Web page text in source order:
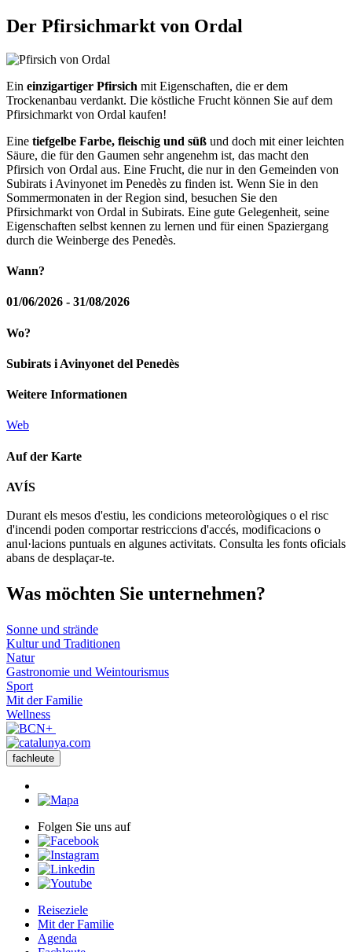
Der Pfirsichmarkt von Ordal
Ein einzigartiger Pfirsich mit Eigenschaften, die er dem
Trockenanbau verdankt. Die köstliche Frucht können Sie auf dem
Pfirsichmarkt von Ordal kaufen!
Eine tiefgelbe Farbe, fleischig und süß und doch mit einer leichten
Säure, die für den Gaumen sehr angenehm ist, das macht den
Pfirsich von Ordal aus. Eine Frucht, die nur in den Gemeinden von
Subirats i Avinyonet im Penedès zu finden ist. Wenn Sie in den
Sommermonaten in der Region sind, besuchen Sie den
Pfirsichmarkt von Ordal in Subirats. Eine gute Gelegenheit, seine
Eigenschaften selbst kennen zu lernen und für einen Spaziergang
durch die Weinberge des Penedès.
Wann?
01/06/2026 - 31/08/2026
Wo?
Subirats i Avinyonet del Penedès
Weitere Informationen
Web
Auf der Karte
−
AVÍS
Durant els mesos d'estiu, les condicions meteorològiques o el risc
d'incendi poden comportar restriccions d'accés, modificacions o
anul·lacions puntuals en algunes activitats. Consulta les fonts oficials
abans de desplaçar-te.
Was möchten Sie unternehmen?
Sonne und strände
Kultur und Traditionen
Natur
Gastronomie und Weintourismus
Sport
Mit der Familie
Wellness
fachleute
Folgen Sie uns auf
Reiseziele
Mit der Familie
Agenda